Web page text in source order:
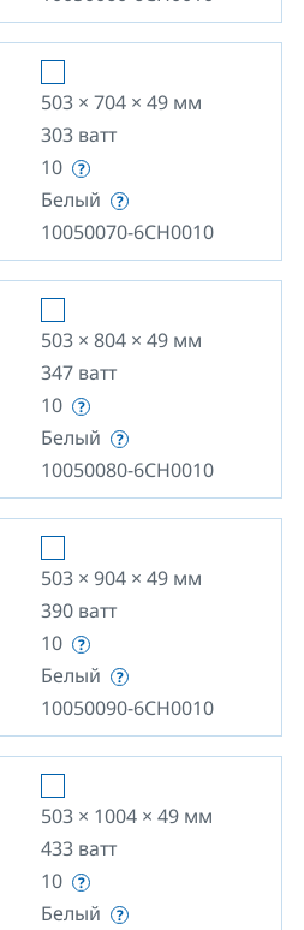
503 × 704 × 49 мм
303 ватт
10
Белый
10050070-6CH0010
503 × 804 × 49 мм
347 ватт
10
Белый
10050080-6CH0010
503 × 904 × 49 мм
390 ватт
10
Белый
10050090-6CH0010
503 × 1004 × 49 мм
433 ватт
10
Белый